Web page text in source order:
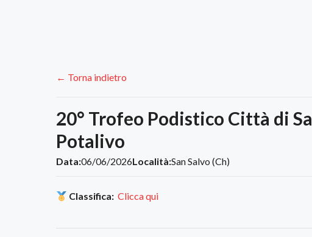
← Torna indietro
20° Trofeo Podistico Città di
Potalivo
Data:06/06/2026Località:San Salvo (Ch)
Classifica: Clicca qui